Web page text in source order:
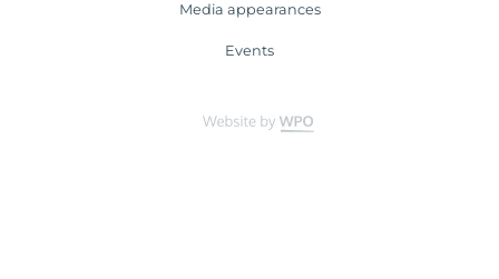
Media appearances
Events